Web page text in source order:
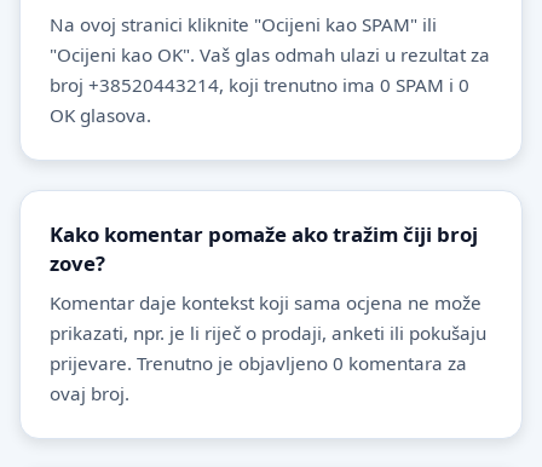
Na ovoj stranici kliknite "Ocijeni kao SPAM" ili
"Ocijeni kao OK". Vaš glas odmah ulazi u rezultat za
broj +38520443214, koji trenutno ima 0 SPAM i 0
OK glasova.
Kako komentar pomaže ako tražim čiji broj
zove?
Komentar daje kontekst koji sama ocjena ne može
prikazati, npr. je li riječ o prodaji, anketi ili pokušaju
prijevare. Trenutno je objavljeno 0 komentara za
ovaj broj.